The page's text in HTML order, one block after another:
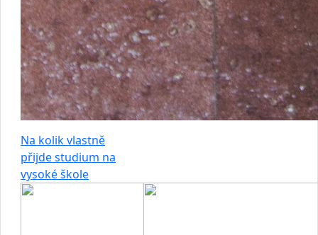
Na kolik vlastně
přijde studium na
vysoké škole